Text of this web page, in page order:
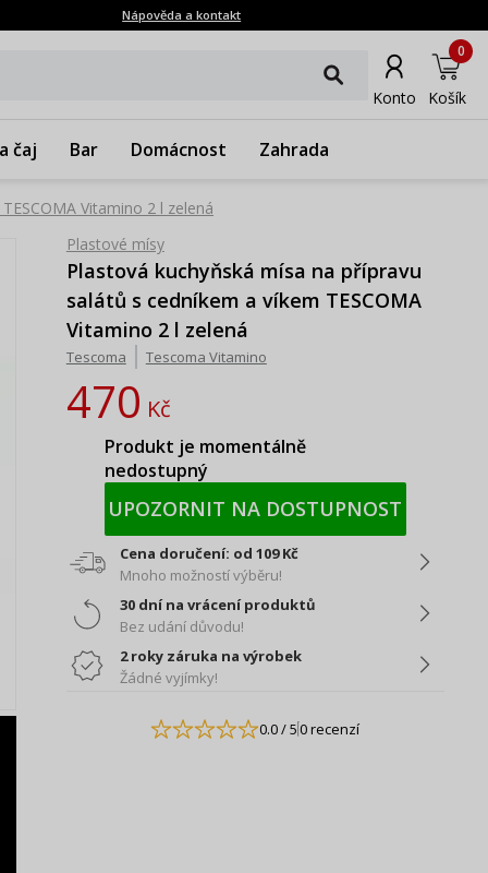
Nápověda a kontakt
Konto Košík
0
čaj Bar Domácnost Zahrada
Vitamino 2 l zelená
Plastové mísy
Plastová kuchyňská mísa na přípravu
salátů s cedníkem a víkem TESCOMA
Vitamino 2 l zelená
Tescoma Tescoma Vitamino
470Kč
Produkt je momentálně
nedostupný
UPOZORNIT NA DOSTUPNOST
Cena doručení: od 109 Kč
Mnoho možností výběru!
30 dní na vrácení produktů
Bez udání důvodu!
2 roky záruka na výrobek
Žádné vyjímky!
0.0/ 50 recenzí